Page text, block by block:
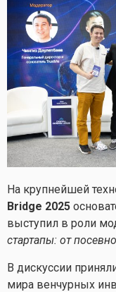
На крупнейшей
Bridge 2025
выступил в роли
стартапы: от
В дискуссии
мира венчурных